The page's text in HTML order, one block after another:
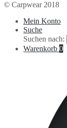
© Carpwear 2018
Mein Konto
Suche
Suchen nach:
Warenkorb 0